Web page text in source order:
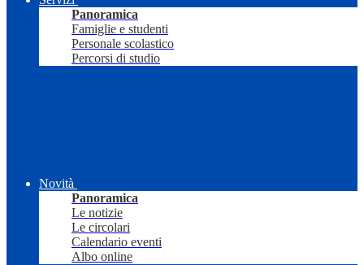
Panoramica
Famiglie e studenti
Personale scolastico
Percorsi di studio
Novità
Panoramica
Le notizie
Le circolari
Calendario eventi
Albo online